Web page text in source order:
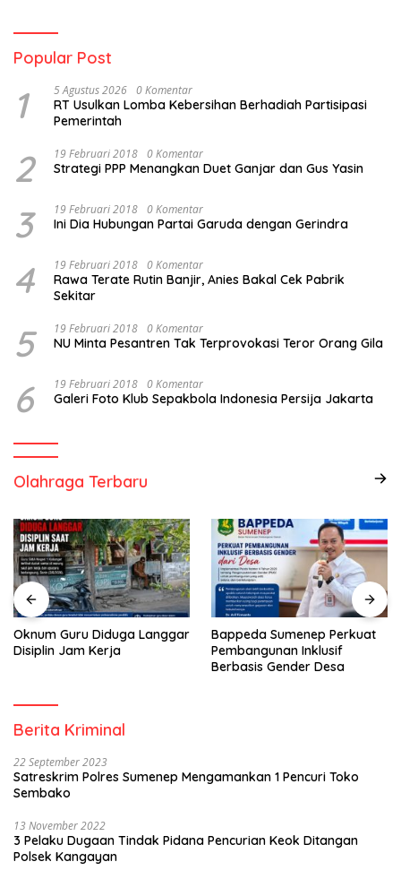
Popular Post
1 5 Agustus 2026 0 Komentar
RT Usulkan Lomba Kebersihan Berhadiah Partisipasi
Pemerintah
2 19 Februari 2018 0 Komentar
Strategi PPP Menangkan Duet Ganjar dan Gus Yasin
3 19 Februari 2018 0 Komentar
Ini Dia Hubungan Partai Garuda dengan Gerindra
4 19 Februari 2018 0 Komentar
Rawa Terate Rutin Banjir, Anies Bakal Cek Pabrik
Sekitar
5 19 Februari 2018 0 Komentar
NU Minta Pesantren Tak Terprovokasi Teror Orang Gila
6 19 Februari 2018 0 Komentar
Galeri Foto Klub Sepakbola Indonesia Persija Jakarta
Olahraga Terbaru
Oknum Guru Diduga Langgar
Disiplin Jam Kerja
Bappeda Sumenep Perkuat
Pembangunan Inklusif
Berbasis Gender Desa
Berita Kriminal
22 September 2023
Satreskrim Polres Sumenep Mengamankan 1 Pencuri Toko
Sembako
13 November 2022
3 Pelaku Dugaan Tindak Pidana Pencurian Keok Ditangan
Polsek Kangayan